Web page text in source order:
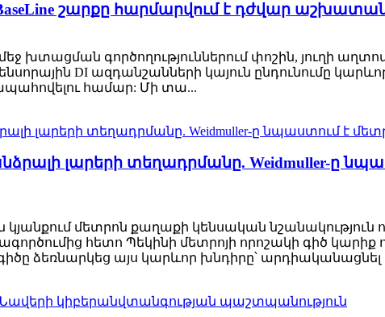
BaseLine շարքը հարմարվում է դժվար
խտացման գործողություններում փոշին, յուղի
DI ազդանշանների կայուն ընդունումը
համար: Մի տա...
լարերի տեղադրմանը. Weidmuller-ը
մետրոն քաղաքի կենսական նշանակություն
հետո Պեկինի մետրոյի որոշակի գիծ
ձեռնարկեց այս կարևոր խնդիրը՝